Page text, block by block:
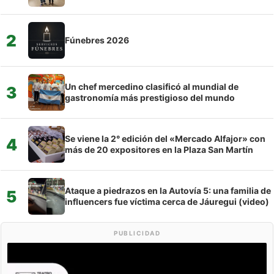
2 Fúnebres 2026
3
Un chef mercedino clasificó al mundial de
gastronomía más prestigioso del mundo
4
Se viene la 2° edición del «Mercado Alfajor» con
más de 20 expositores en la Plaza San Martín
5
Ataque a piedrazos en la Autovía 5: una familia de
influencers fue víctima cerca de Jáuregui (video)
PUBLICIDAD